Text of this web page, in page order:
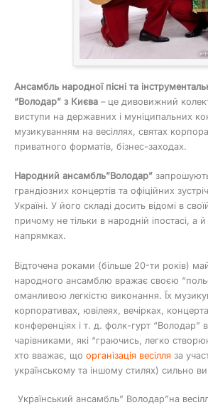
Ансамбль народної пісні та
“Володар” з Києва – це дивовижний
виступи на державних і муніципальних
музикуванням на весіллях, святах
приватного форматів, бізнес-заходах.
Народний ансамбль”Володар”
грандіозних концертів та офіційних
Україні. У його складі досить відомі в
причому не тільки в народній іпостасі, а
напрямках.
Відточена роками (більше 20-ти років)
народного ансамблю вражає своєю
оманливою легкістю виконання. Їх
корпоративах, ювілеях, вечірках,
конференціях і т. д. фолк-гурт “Володар”
чарівниками, які “граючись, легко
хто вважає, що організація весілля за
українському та іншому стилях) сильно
Український ансамбль” Володар”на